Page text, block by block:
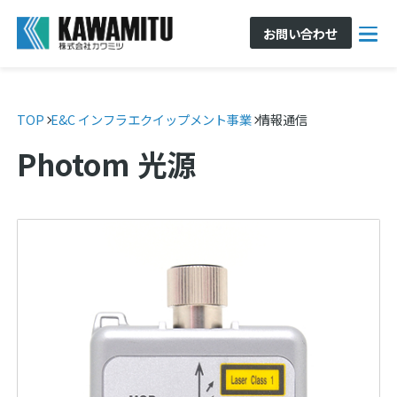
お問い合わせ
TOP E&C インフラエクイップメント事業 情報通信
Photom 光源